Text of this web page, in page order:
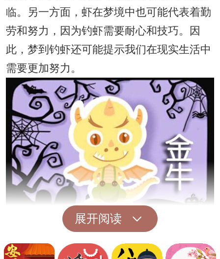
临。另一方面，虾在梦境中也可能代表着勤
劳和努力，因为钓虾需要耐心和技巧。因
此，梦到钓虾还可能提示我们在现实生活中
需要更加努力。
其次，根据《周公解梦》，梦境中的具体情
境和情感也会影响解梦的结果。比如，在钓
展开阅读